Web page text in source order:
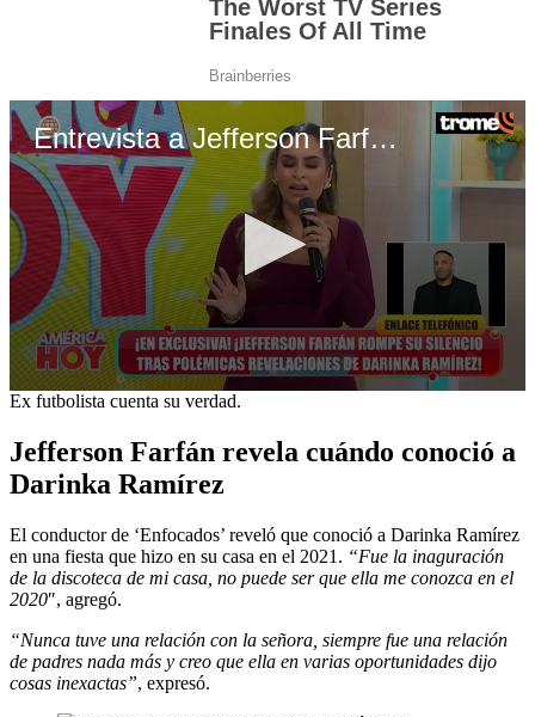
Entrevista a Jefferson Farfán 2
0
4
minutes,
5
Ex futbolista cuenta su verdad.
Jefferson Farfán revela cuándo conoció a
Darinka Ramírez
El conductor de ‘Enfocados’ reveló que conoció a Darinka Ramírez
en una fiesta que hizo en su casa en el 2021. “Fue la inaguración
de la discoteca de mi casa, no puede ser que ella me conozca en el
2020″, agregó.
“Nunca tuve una relación con la señora, siempre fue una relación
de padres nada más y creo que ella en varias oportunidades dijo
cosas inexactas”, expresó.